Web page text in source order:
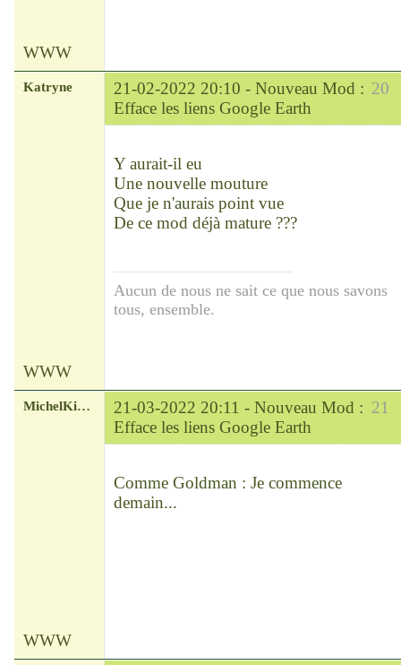
WWW
20
Katryne 21-02-2022 20:10 - Nouveau Mod :
Efface les liens Google Earth
Y aurait-il eu
Une nouvelle mouture
Que je n'aurais point vue
De ce mod déjà mature ???
Aucun de nous ne sait ce que nous savons
tous, ensemble.
WWW
21
MichelKirsch 21-03-2022 20:11 - Nouveau Mod :
Efface les liens Google Earth
Comme Goldman : Je commence
demain...
WWW